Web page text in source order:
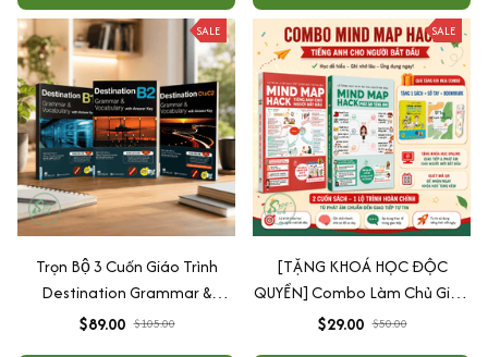
SALE
Trọn Bộ 3 Cuốn Giáo Trình
Destination Grammar &
Vocabulary B1, B2 và C1&C2 (
$89.00 $105.00
SALE
[TẶNG KHOÁ HỌC ĐỘC
QUYỀN] Combo Làm Chủ Giao
Tiếp: Sách Mindmap Giao Tiếp
$29.00 $50.00